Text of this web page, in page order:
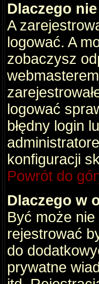
Dlaczego
A
logować. A
zobaczysz
logować
błędny login
konfiguracji
Powrót do
Dlaczego w
Być może
rejestrować
do
prywatne